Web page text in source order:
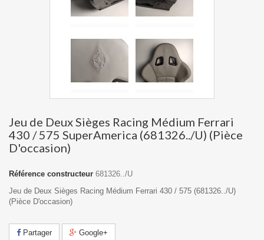
Jeu de Deux Sièges Racing Médium Ferrari
430 / 575 SuperAmerica (681326../U) (Pièce
D'occasion)
Référence constructeur 681326../U
Jeu de Deux Sièges Racing Médium Ferrari 430 / 575 (681326../U)
(Pièce D'occasion)
Partager Google+